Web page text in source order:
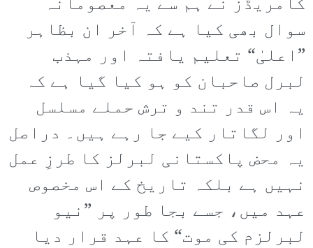
سوال بھی کیا ہے کہ آخر ان بظاہر
”اعلیٰ“ تعلیم یافتہ اور مہذب
لبرل صاحبان کو ہو کیا گیا ہے کہ
یہ اس قدر تند و ترش حملے مسلسل
اور لگاتار کیے جا رہے ہیں۔ دراصل
یہ محض پاکستانی لبرلز کا طرزِ عمل
نہیں ہے بلکہ تاریخ کے اس مخصوص
عہد میں، جسے بجا طور پر ”نیو
لبرلزم کی موت“ کا عہد قرار دیا